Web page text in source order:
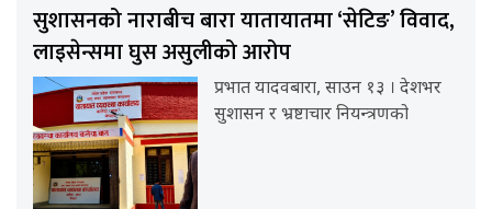
सुशासनको नाराबीच बारा यातायातमा ‘सेटिङ’ विवाद,
लाइसेन्समा घुस असुलीको आरोप
प्रभात यादवबारा, साउन १३ । देशभर
सुशासन र भ्रष्टाचार नियन्त्रणको